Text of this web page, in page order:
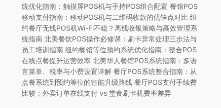
统优化指南：触摸屏POS机与手持POS组合配置 餐馆POS
移动支付指南：移动POS机与二维码收款的优缺点对比 纽
约餐厅无线POS机Wi-Fi不稳？离线收银策略与高效管理系
统指南 北美餐饮POS操作必修课：刷卡异常处理三步法与
员工培训指南 纽约餐馆等位预约系统优化指南：整合POS
在线点餐提升运营效率 北美华人餐馆POS系统指南：多语
言菜单、税率与小费设置详解 餐厅POS系统整合指南：从
点餐系统到预约等位的智能升级路线 餐厅POS支付手续费
比较：外卖订单在线支付 vs 堂食刷卡机费率差异